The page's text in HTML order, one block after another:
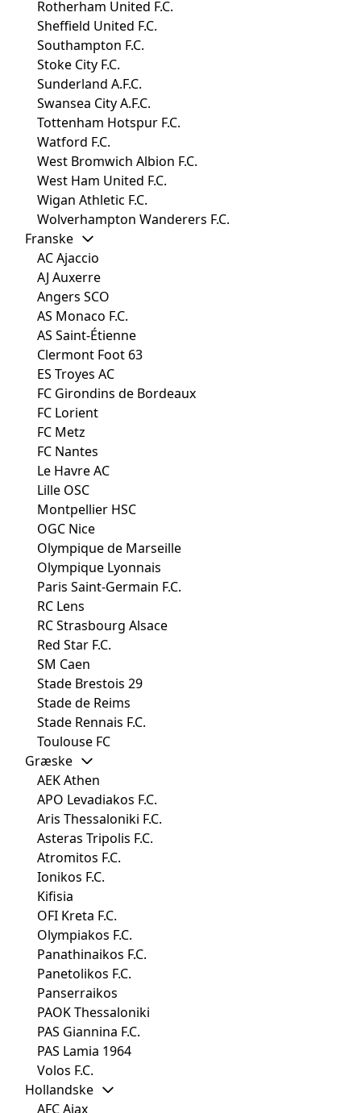
Rotherham United F.C.
Sheffield United F.C.
Southampton F.C.
Stoke City F.C.
Sunderland A.F.C.
Swansea City A.F.C.
Tottenham Hotspur F.C.
Watford F.C.
West Bromwich Albion F.C.
West Ham United F.C.
Wigan Athletic F.C.
Wolverhampton Wanderers F.C.
Franske
AC Ajaccio
AJ Auxerre
Angers SCO
AS Monaco F.C.
AS Saint-Étienne
Clermont Foot 63
ES Troyes AC
FC Girondins de Bordeaux
FC Lorient
FC Metz
FC Nantes
Le Havre AC
Lille OSC
Montpellier HSC
OGC Nice
Olympique de Marseille
Olympique Lyonnais
Paris Saint-Germain F.C.
RC Lens
RC Strasbourg Alsace
Red Star F.C.
SM Caen
Stade Brestois 29
Stade de Reims
Stade Rennais F.C.
Toulouse FC
Græske
AEK Athen
APO Levadiakos F.C.
Aris Thessaloniki F.C.
Asteras Tripolis F.C.
Atromitos F.C.
Ionikos F.C.
Kifisia
OFI Kreta F.C.
Olympiakos F.C.
Panathinaikos F.C.
Panetolikos F.C.
Panserraikos
PAOK Thessaloniki
PAS Giannina F.C.
PAS Lamia 1964
Volos F.C.
Hollandske
AFC Ajax